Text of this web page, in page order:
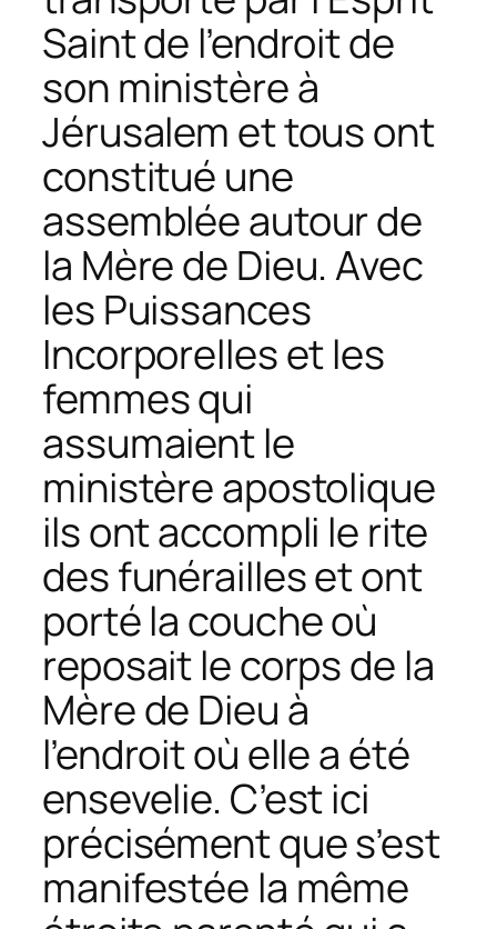
Saint de l’endroit de
son ministère à
Jérusalem et tous ont
constitué une
assemblée autour de
la Mère de Dieu. Avec
les Puissances
Incorporelles et les
femmes qui
assumaient le
ministère apostolique
ils ont accompli le rite
des funérailles et ont
porté la couche où
reposait le corps de la
Mère de Dieu à
l’endroit où elle a été
ensevelie. C’est ici
précisément que s’est
manifestée la même